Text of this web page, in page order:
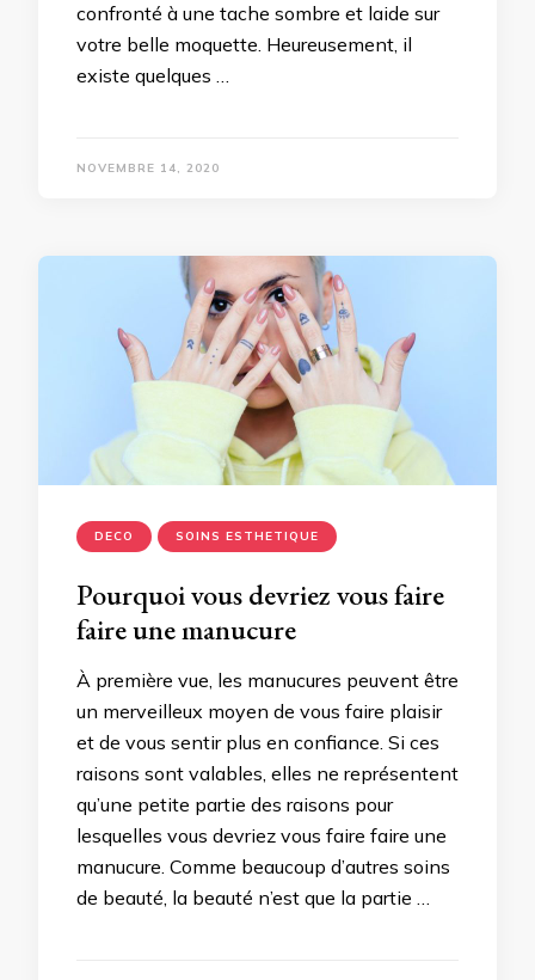
confronté à une tache sombre et laide sur
votre belle moquette. Heureusement, il
existe quelques …
NOVEMBRE 14, 2020
DECO SOINS ESTHETIQUE
Pourquoi vous devriez vous faire
faire une manucure
À première vue, les manucures peuvent être
un merveilleux moyen de vous faire plaisir
et de vous sentir plus en confiance. Si ces
raisons sont valables, elles ne représentent
qu’une petite partie des raisons pour
lesquelles vous devriez vous faire faire une
manucure. Comme beaucoup d’autres soins
de beauté, la beauté n’est que la partie …